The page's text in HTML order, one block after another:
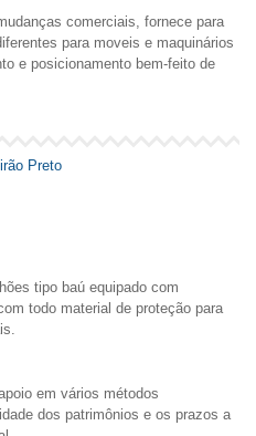
comerciais, fornece para
para moveis e maquinários
e posicionamento bem-feito de
tipo baú equipado com
todo material de proteção para
em vários métodos
dos patrimônios e os prazos a